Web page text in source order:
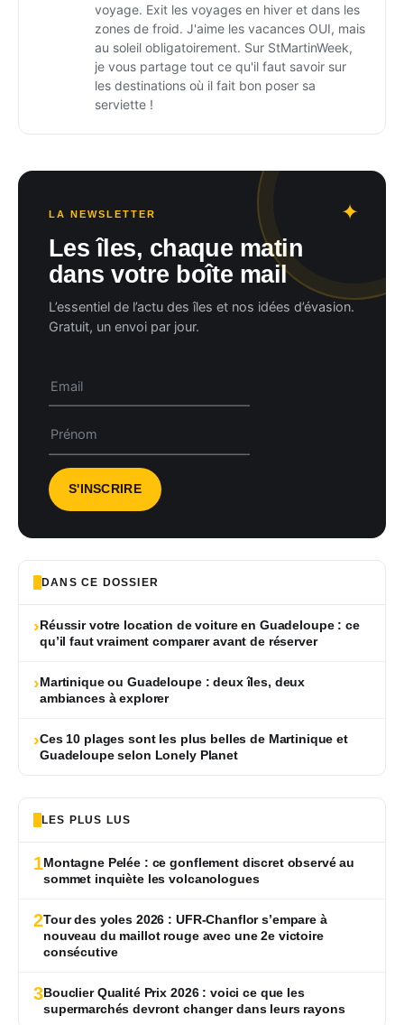
voyage. Exit les voyages en hiver et dans les
zones de froid. J'aime les vacances OUI, mais
au soleil obligatoirement. Sur StMartinWeek,
je vous partage tout ce qu'il faut savoir sur
les destinations où il fait bon poser sa
serviette !
LA NEWSLETTER
Les îles, chaque matin
dans votre boîte mail
L’essentiel de l’actu des îles et nos idées d’évasion.
Gratuit, un envoi par jour.
DANS CE DOSSIER
›Réussir votre location de voiture en Guadeloupe : ce
qu’il faut vraiment comparer avant de réserver
›Martinique ou Guadeloupe : deux îles, deux
ambiances à explorer
›Ces 10 plages sont les plus belles de Martinique et
Guadeloupe selon Lonely Planet
LES PLUS LUS
1Montagne Pelée : ce gonflement discret observé au
sommet inquiète les volcanologues
2Tour des yoles 2026 : UFR-Chanflor s’empare à
nouveau du maillot rouge avec une 2e victoire
consécutive
3Bouclier Qualité Prix 2026 : voici ce que les
supermarchés devront changer dans leurs rayons